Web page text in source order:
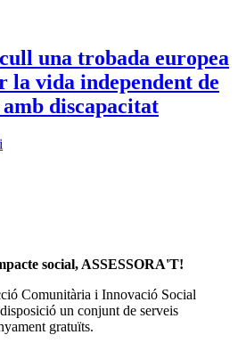
una trobada europea
la vida independent de
amb discapacitat
social, ASSESSORA'T!
Comunitària i Innovació Social
un conjunt de serveis
gratuïts.